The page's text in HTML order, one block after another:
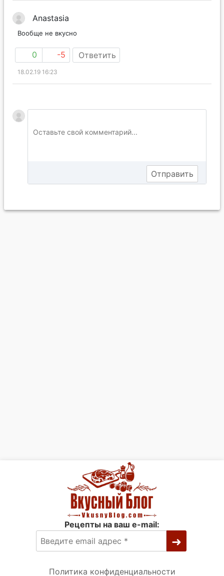
Anastasia
Вообще не вкусно
0 -5 Ответить
18.02.19 16:23
Рецепты на ваш e-mail:
Политика конфиденциальности